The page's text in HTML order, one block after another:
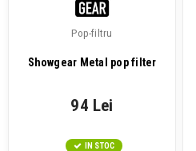
Pop-filtru
Showgear Metal pop filter
94 Lei
IN STOC